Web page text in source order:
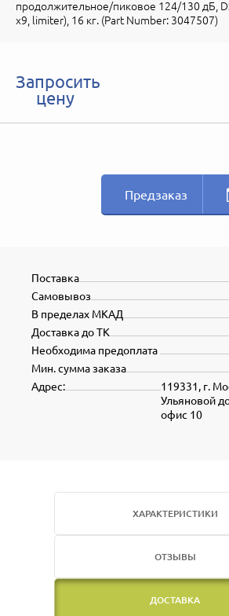
продолжительное/пиковое 124/130 дБ,
x9, limiter), 16 кг. (Part Number: 3047507)
Запросить
цену
Предзаказ
Поставка
Самовывоз
В пределах МКАД
Доставка до ТК
Необходима предоплата
Мин. сумма заказа
119331, г.
Ульяновой
офис 10
Адрес:
ХАРАКТЕРИСТИКИ
ОТЗЫВЫ
ДОСТАВКА